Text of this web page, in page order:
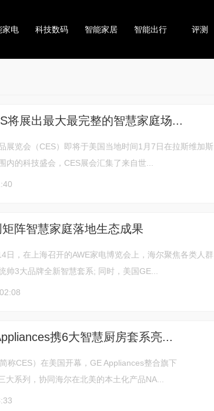
家电 科技数码 智能家居 智能出行 评测
将展出最大最完整的智慧家庭场...
展览会（CES）即将于美国当地时间1月7日在拉斯维加斯
内的科技盛会，CES展会汇集了来自世...
阵智慧家庭落地生态成果
日，在上海召开的AWE家电博览会上，海尔聚焦各类人群
帅3大品牌全新智慧套系; 同时，美国GE...
携6大智慧厨房套系亮...
称CES）在美国开幕，GE Appliances整合旗下
系列，协同海尔在北美的本土化产品NA...